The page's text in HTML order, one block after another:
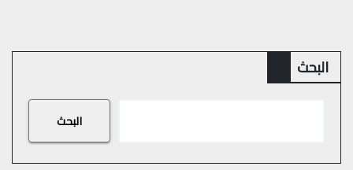
البحث
البحث